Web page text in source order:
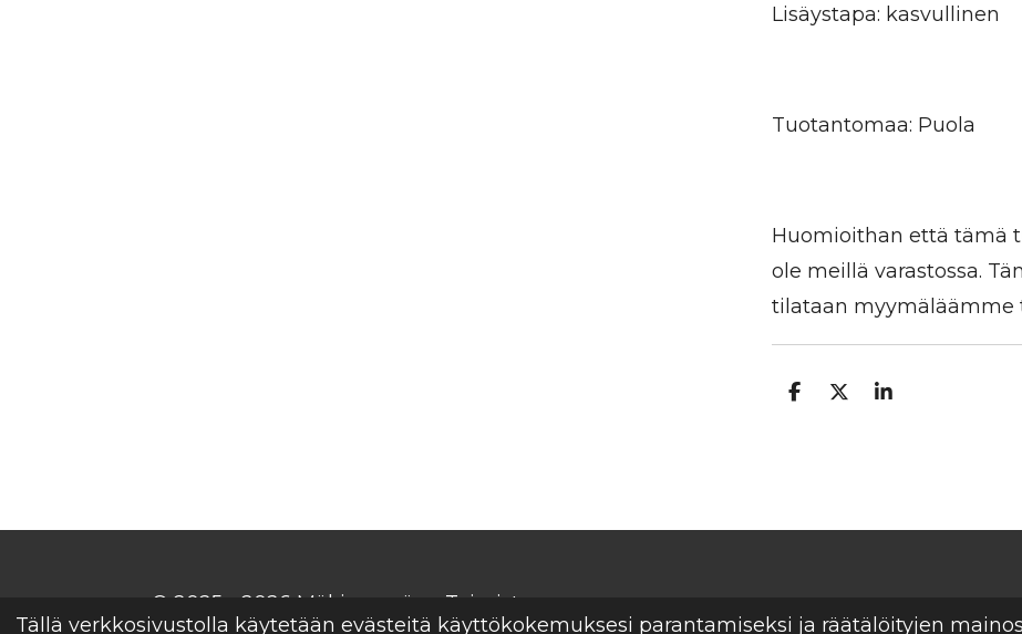
Tällä verkkosivustolla käytetään evästeitä käyttökokemuksesi parantamiseksi ja räätälöityjen
Lisäystapa: kasvullinen
Tuotantomaa: Puola
Huomioithan että tämä
ole meillä varastossa.
tilataan myymäläämme
J
J
J
© 2025 - 2026 Mäkisenmäen Taimisto